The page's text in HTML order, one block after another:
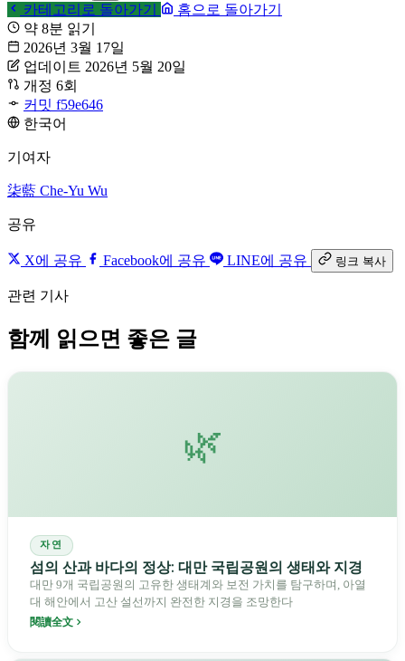
카테고리로 돌아가기
홈으로 돌아가기
약 8분 읽기
2026년 3월 17일
업데이트 2026년 5월 20일
개정 6회
커밋 f59e646
한국어
기여자
柒藍 Che-Yu Wu
공유
X에 공유 Facebook에 공유 LINE에 공유 링크 복사
관련 기사
함께 읽으면 좋은 글
🌿
자연
섬의 산과 바다의 정상: 대만 국립공원의 생태와 지경
대만 9개 국립공원의 고유한 생태계와 보전 가치를 탐구하며, 아열
대 해안에서 고산 설선까지 완전한 지경을 조망한다
閱讀全文